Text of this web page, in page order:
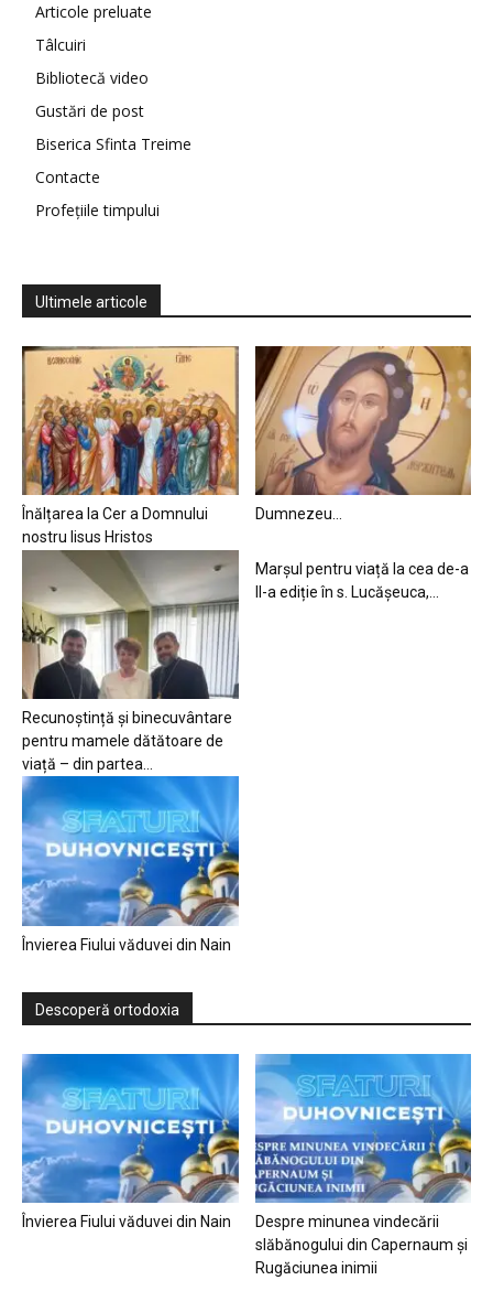
Articole preluate
Tâlcuiri
Bibliotecă video
Gustări de post
Biserica Sfinta Treime
Contacte
Profețiile timpului
Ultimele articole
Înălțarea la Cer a Domnului
nostru Iisus Hristos
Dumnezeu…
Recunoștință și binecuvântare
pentru mamele dătătoare de
viață – din partea...
Marșul pentru viață la cea de-a
II-a ediție în s. Lucășeuca,...
Învierea Fiului văduvei din Nain
Descoperă ortodoxia
Învierea Fiului văduvei din Nain
Despre minunea vindecării
slăbănogului din Capernaum și
Rugăciunea inimii